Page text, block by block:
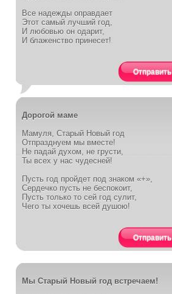
Все надежды оправдает
Этот самый лучший год,
И любовью он одарит,
И блаженство принесет!
Отправить
Дорогой маме
Мамуля, Старый Новый год
Отпразднуем мы вместе!
Не падай духом, не грусти,
Ты всех у нас чудесней!
Пусть год пройдет под знаком «+»,
Сердечко пусть не беспокоит,
Пусть только то сей год сулит,
Чего ты хочешь всей душою!
Отправить
Мы Старый Новый год встречаем!